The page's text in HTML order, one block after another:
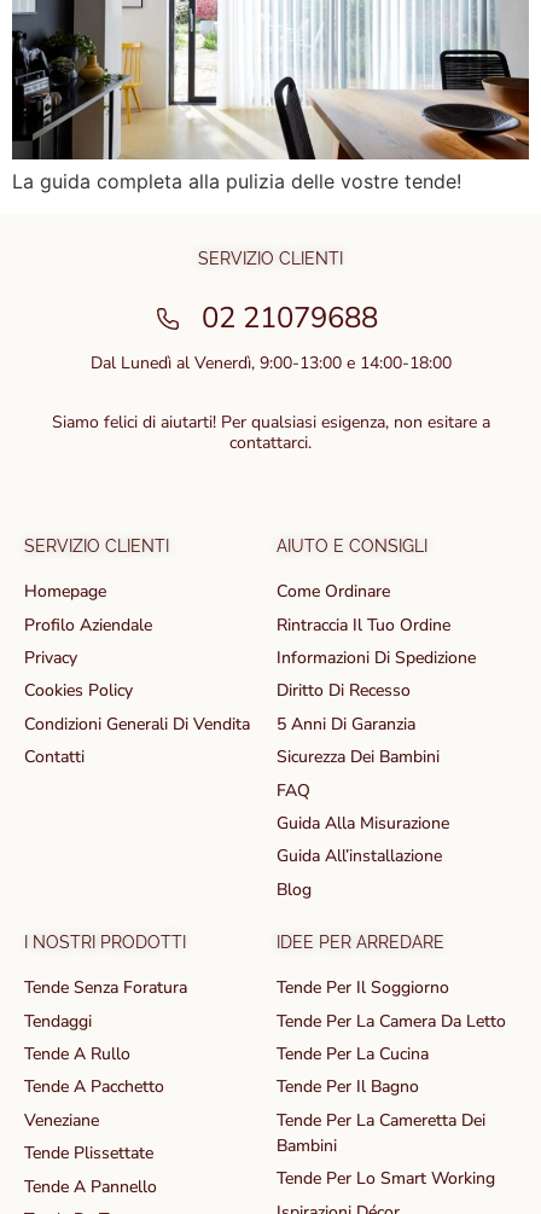
La guida completa alla pulizia delle vostre tende!
SERVIZIO CLIENTI
02 21079688
Dal Lunedì al Venerdì, 9:00-13:00 e 14:00-18:00
Siamo felici di aiutarti! Per qualsiasi esigenza, non esitare a
contattarci.
SERVIZIO CLIENTI
Homepage
Profilo Aziendale
Privacy
Cookies Policy
Condizioni Generali Di Vendita
Contatti
AIUTO E CONSIGLI
Come Ordinare
Rintraccia Il Tuo Ordine
Informazioni Di Spedizione
Diritto Di Recesso
5 Anni Di Garanzia
Sicurezza Dei Bambini
FAQ
Guida Alla Misurazione
Guida All’installazione
Blog
I NOSTRI PRODOTTI
Tende Senza Foratura
Tendaggi
Tende A Rullo
Tende A Pacchetto
Veneziane
Tende Plissettate
Tende A Pannello
IDEE PER ARREDARE
Tende Per Il Soggiorno
Tende Per La Camera Da Letto
Tende Per La Cucina
Tende Per Il Bagno
Tende Per La Cameretta Dei
Bambini
Tende Per Lo Smart Working